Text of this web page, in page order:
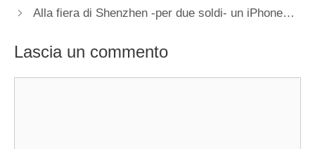
Alla fiera di Shenzhen -per due soldi- un iPhone…
Lascia un commento